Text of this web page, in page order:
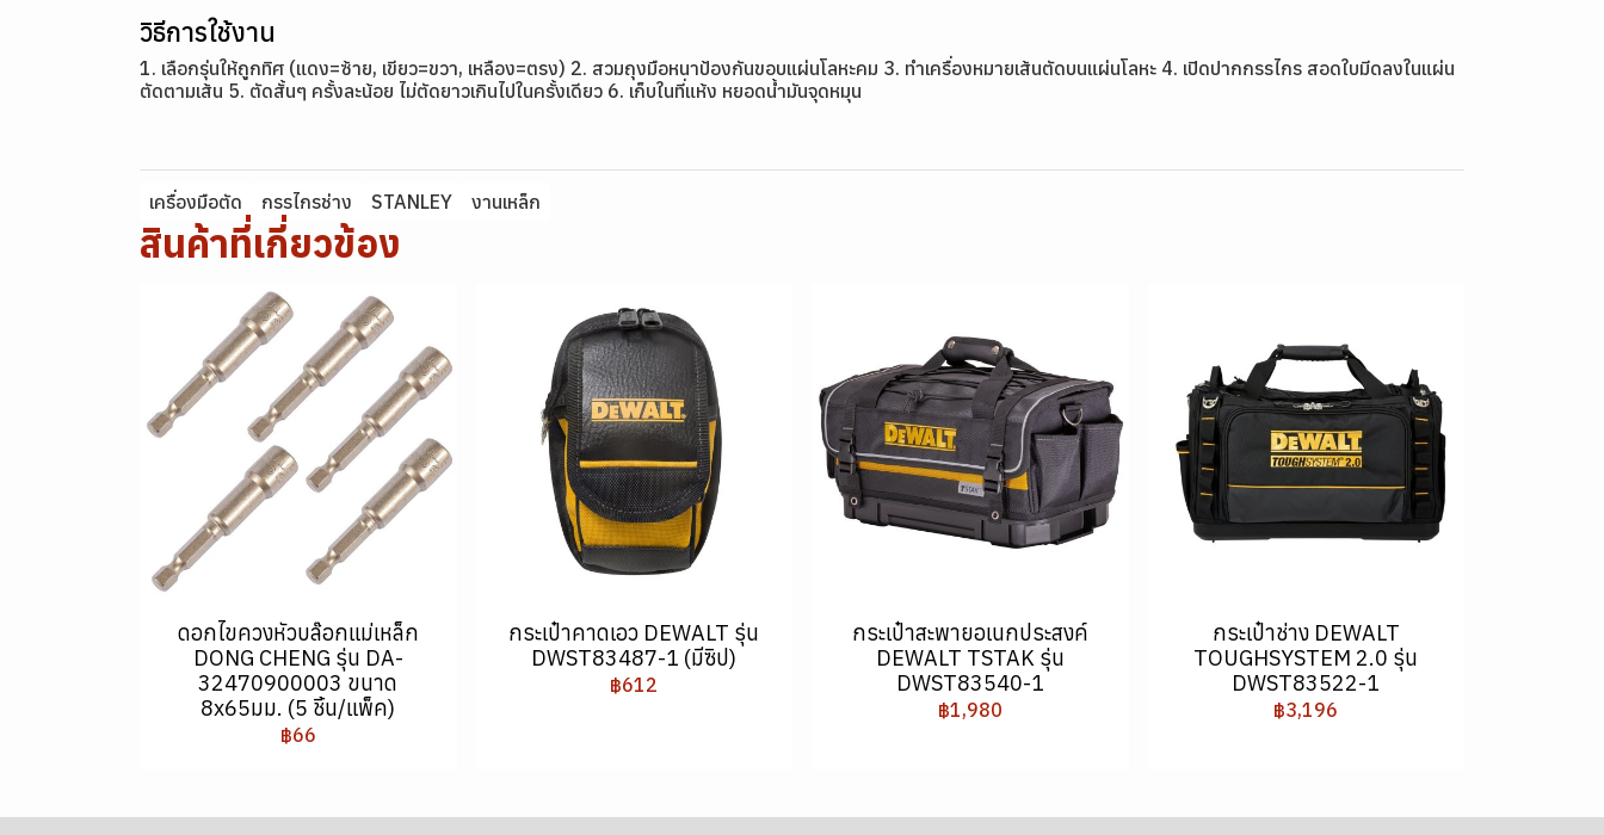
วิธีการใช้งาน
1. เลือกรุ่นให้ถูกทิศ (แดง=ซ้าย, เขียว=ขวา, เหลือง=ตรง) 2. สวมถุงมือหนาป้องกันขอบแผ่นโลหะคม 3. ทำเครื่องหมายเส้นตัดบนแผ่นโลหะ 4. เปิดปากกรรไกร สอดใบมีดลงในแผ่น
ตัดตามเส้น 5. ตัดสั้นๆ ครั้งละน้อย ไม่ตัดยาวเกินไปในครั้งเดียว 6. เก็บในที่แห้ง หยอดน้ำมันจุดหมุน
เครื่องมือตัด กรรไกรช่าง STANLEY งานเหล็ก
สินค้าที่เกี่ยวข้อง
ดอกไขควงหัวบล๊อกแม่เหล็ก
DONG CHENG รุ่น DA-
32470900003 ขนาด
8x65มม. (5 ชิ้น/แพ็ค)
฿66
กระเป๋าคาดเอว DEWALT รุ่น
DWST83487-1 (มีซิป)
฿612
กระเป๋าสะพายอเนกประสงค์
DEWALT TSTAK รุ่น
DWST83540-1
฿1,980
กระเป๋าช่าง DEWALT
TOUGHSYSTEM 2.0 รุ่น
DWST83522-1
฿3,196